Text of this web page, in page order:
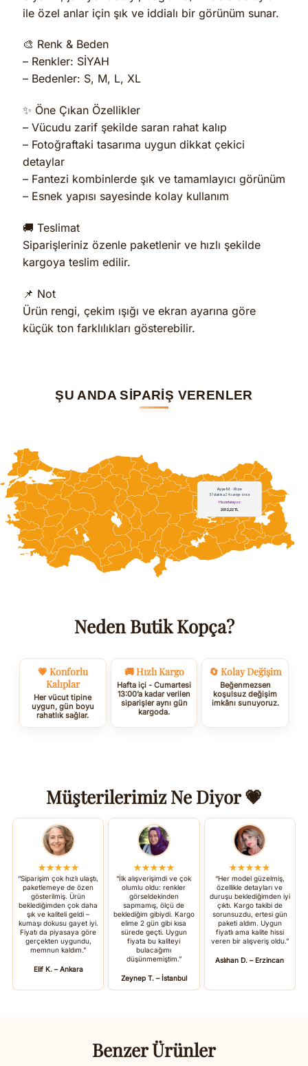
ile özel anlar için şık ve iddialı bir görünüm sunar.
🎨 Renk & Beden
– Renkler: SİYAH
– Bedenler: S, M, L, XL
✨ Öne Çıkan Özellikler
– Vücudu zarif şekilde saran rahat kalıp
– Fotoğraftaki tasarıma uygun dikkat çekici
detaylar
– Fantezi kombinlerde şık ve tamamlayıcı görünüm
– Esnek yapısı sayesinde kolay kullanım
🚚 Teslimat
Siparişleriniz özenle paketlenir ve hızlı şekilde
kargoya teslim edilir.
📌 Not
Ürün rengi, çekim ışığı ve ekran ayarına göre
küçük ton farklılıkları gösterebilir.
ŞU ANDA SİPARİŞ VERENLER
Neden Butik Kopça?
💗 Konforlu
Kalıplar
Her vücut tipine
uygun, gün boyu
rahatlık sağlar.
🚚 Hızlı Kargo
Hafta içi - Cumartesi
13:00’a kadar verilen
siparişler aynı gün
kargoda.
🔄 Kolay Değişim
Beğenmezsen
koşulsuz değişim
imkânı sunuyoruz.
Müşterilerimiz Ne Diyor 💗
★★★★★
“Siparişim çok hızlı ulaştı,
paketlemeye de özen
gösterilmiş. Ürün
beklediğimden çok daha
şık ve kaliteli geldi –
kumaşı dokusu gayet iyi.
Fiyatı da piyasaya göre
gerçekten uygundu,
memnun kaldım.”
Elif K. – Ankara
★★★★★
“İlk alışverişimdi ve çok
olumlu oldu: renkler
görseldekinden
sapmamış, ölçü de
beklediğim gibiydi. Kargo
elime 2 gün gibi kısa
sürede geçti. Uygun
fiyata bu kaliteyi
bulacağımı
düşünmemiştim.”
Zeynep T. – İstanbul
★★★★★
“Her model güzelmiş,
özellikle detayları ve
duruşu beklediğimden iyi
çıktı. Kargo takibi de
sorunsuzdu, ertesi gün
paketi aldım. Uygun
fiyatlı ama kalite hissi
veren bir alışveriş oldu.”
Aslıhan D. – Erzincan
Benzer Ürünler